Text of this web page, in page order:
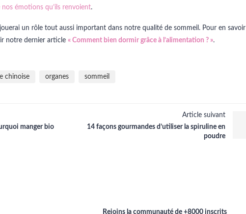
émotions qu’ils renvoient.
jouerai un rôle tout aussi important dans notre qualité de sommeil. Pour en savoir
notre dernier article « Comment bien dormir grâce à l’alimentation ? ».
chinoise organes sommeil
manger bio
Article suivant
14 façons gourmandes d’utiliser la spiruline en
poudre
Rejoins la communauté de +8000 inscrits